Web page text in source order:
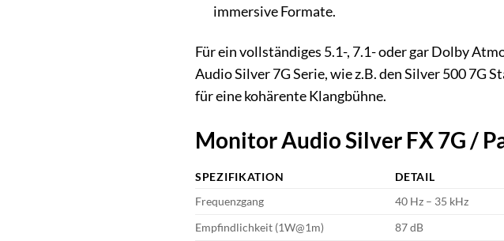
immersive Formate.
Für ein vollständiges 5.1-, 7.1- oder gar Dolby
Audio Silver 7G Serie, wie z.B. den Silver 500 7G
für eine kohärente Klangbühne.
Monitor Audio Silver FX 7G /
SPEZIFIKATION
DETAIL
Frequenzgang
40 Hz – 35 kHz
Empfindlichkeit (1W@1m)
87 dB